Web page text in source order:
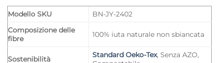
Modello SKU
BN-JY-2402
Composizione delle
fibre
100% iuta naturale non sbiancata
Sostenibilità Standard Oeko-Tex, Senza AZO,